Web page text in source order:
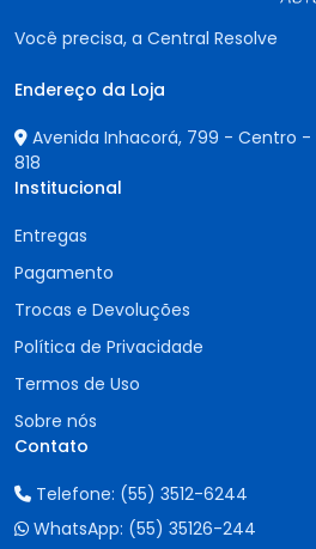
Você precisa, a Central Resolve
Endereço da Loja
Avenida Inhacorá, 799 - Centro -
818
Institucional
Entregas
Pagamento
Trocas e Devoluções
Política de Privacidade
Termos de Uso
Sobre nós
Contato
Telefone: (55) 3512-6244
WhatsApp: (55) 35126-244